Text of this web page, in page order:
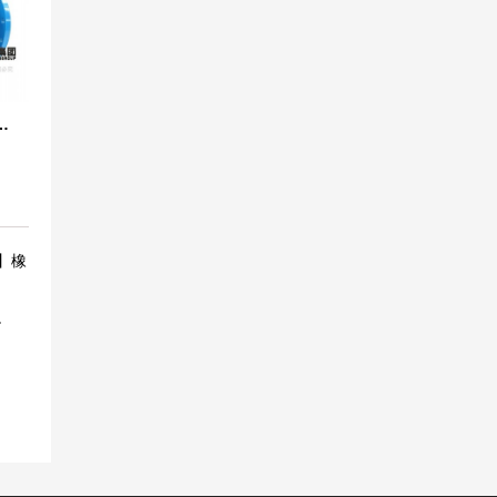
压耐油橡胶接头
同